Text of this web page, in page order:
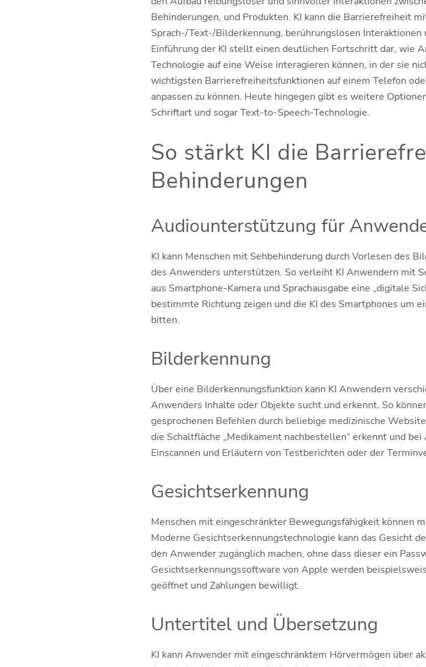
Behinderungen, und Produkten. KI kann die Barrierefreiheit
Sprach-/Text-/Bilderkennung, berührungslosen
Einführung der KI stellt einen deutlichen Fortschritt dar, wie
Technologie auf eine Weise interagieren können, in der sie
wichtigsten Barrierefreiheitsfunktionen auf einem Telefon
anpassen zu können. Heute hingegen gibt es weitere
Schriftart und sogar Text-to-Speech-Technologie.
So stärkt KI die
Behinderungen
Audiounterstützung für
KI kann Menschen mit Sehbehinderung durch Vorlesen des
des Anwenders unterstützen. So verleiht KI Anwendern mit
aus Smartphone-Kamera und Sprachausgabe eine „digitale
bestimmte Richtung zeigen und die KI des Smartphones um
bitten.
Bilderkennung
Über eine Bilderkennungsfunktion kann KI Anwendern
Anwenders Inhalte oder Objekte sucht und erkennt. So
gesprochenen Befehlen durch beliebige medizinische
die Schaltfläche „Medikament nachbestellen“ erkennt und
Einscannen und Erläutern von Testberichten oder der
Gesichtserkennung
Menschen mit eingeschränkter Bewegungsfähigkeit können
Moderne Gesichtserkennungstechnologie kann das Gesicht
den Anwender zugänglich machen, ohne dass dieser ein
Gesichtserkennungssoftware von Apple werden
geöffnet und Zahlungen bewilligt.
Untertitel und Übersetzung
KI kann Anwender mit eingeschränktem Hörvermögen über